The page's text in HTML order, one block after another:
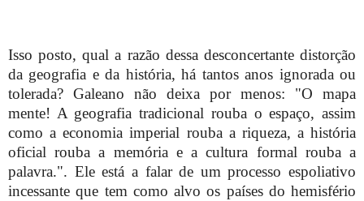
Isso posto, qual a razão dessa desconcertante distorção
da geografia e da história, há tantos anos ignorada ou
tolerada? Galeano não deixa por menos: "O mapa
mente! A geografia tradicional rouba o espaço, assim
como a economia imperial rouba a riqueza, a história
oficial rouba a memória e a cultura formal rouba a
palavra.". Ele está a falar de um processo espoliativo
incessante que tem como alvo os países do hemisfério